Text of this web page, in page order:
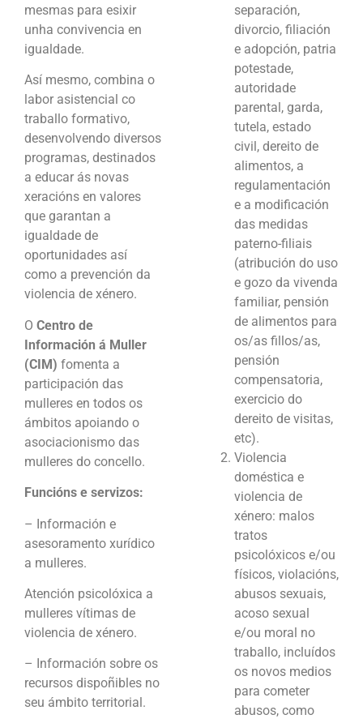
mesmas para esixir
unha convivencia en
igualdade.
Así mesmo, combina o
labor asistencial co
traballo formativo,
desenvolvendo diversos
programas, destinados
a educar ás novas
xeracións en valores
que garantan a
igualdade de
oportunidades así
como a prevención da
violencia de xénero.
O Centro de
Información á Muller
(CIM) fomenta a
participación das
mulleres en todos os
ámbitos apoiando o
asociacionismo das
mulleres do concello.
Funcións e servizos:
– Información e
asesoramento xurídico
a mulleres.
Atención psicolóxica a
mulleres vítimas de
violencia de xénero.
– Información sobre os
recursos dispoñibles no
seu ámbito territorial.
separación,
divorcio, filiación
e adopción, patria
potestade,
autoridade
parental, garda,
tutela, estado
civil, dereito de
alimentos, a
regulamentación
e a modificación
das medidas
paterno-filiais
(atribución do uso
e gozo da vivenda
familiar, pensión
de alimentos para
os/as fillos/as,
pensión
compensatoria,
exercicio do
dereito de visitas,
etc).
Violencia
doméstica e
violencia de
xénero: malos
tratos
psicolóxicos e/ou
físicos, violacións,
abusos sexuais,
acoso sexual
e/ou moral no
traballo, incluídos
os novos medios
para cometer
abusos, como